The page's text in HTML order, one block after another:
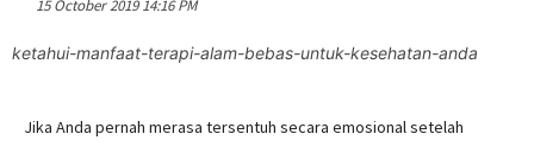
15 October 2019 14:16 PM
ketahui-manfaat-terapi-alam-bebas-untuk-kesehatan-anda
Jika Anda pernah merasa tersentuh secara emosional setelah